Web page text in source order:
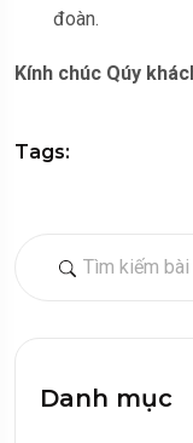
Danh mục
đoàn.
Kính chúc Qúy
Tags: